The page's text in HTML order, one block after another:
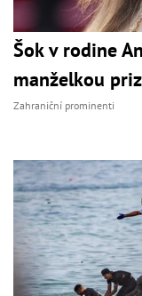
Šok v rodine
manželkou
Zahraniční prominenti